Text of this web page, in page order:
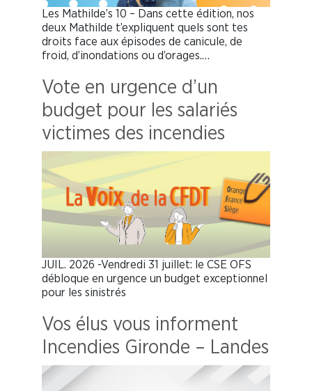
Les Mathilde’s 10 – Dans cette édition, nos
deux Mathilde t’expliquent quels sont tes
droits face aux épisodes de canicule, de
froid, d’inondations ou d’orages.…
Vote en urgence d’un
budget pour les salariés
victimes des incendies
JUIL. 2026 -Vendredi 31 juillet: le CSE OFS
débloque en urgence un budget exceptionnel
pour les sinistrés
Vos élus vous informent
Incendies Gironde – Landes